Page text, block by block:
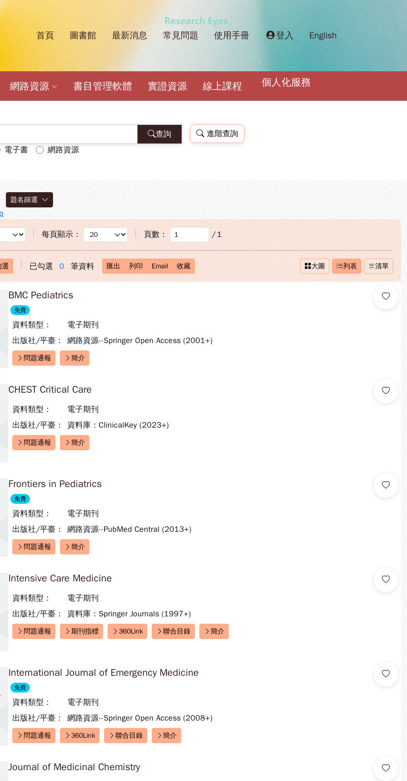
查詢系統
首頁 圖書館 最新消息 常見問題 使用手冊 登入 English
網路資源 書目管理軟體 實證資源 線上課程 個人化服務
查詢 進階查詢
電子書 網路資源
題名篩選
p
每頁顯示： 頁數： / 1
選 已勾選 0 筆資料 匯出 列印 Email 收藏 大圖 列表 清單
BMC Pediatrics
免費
資料類型：
電子期刊
出版社/平臺：
網路資源--Springer Open Access (2001+)
快速連結：
問題通報 簡介
CHEST Critical Care
資料類型：
電子期刊
出版社/平臺：
資料庫：ClinicalKey (2023+)
快速連結：
問題通報 簡介
Frontiers in Pediatrics
免費
資料類型：
電子期刊
出版社/平臺：
網路資源--PubMed Central (2013+)
快速連結：
問題通報 簡介
Intensive Care Medicine
資料類型：
電子期刊
出版社/平臺：
資料庫：Springer Journals (1997+)
快速連結：
問題通報 期刊指標 360Link 聯合目錄 簡介
International Journal of Emergency Medicine
免費
資料類型：
電子期刊
出版社/平臺：
網路資源--Springer Open Access (2008+)
快速連結：
問題通報 360Link 聯合目錄 簡介
Journal of Medicinal Chemistry